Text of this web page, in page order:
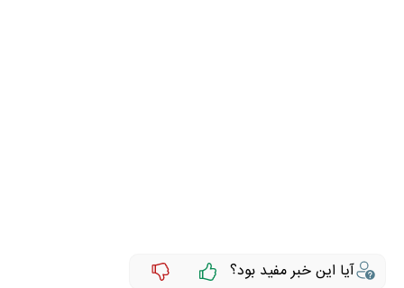
آیا این خبر مفید بود؟